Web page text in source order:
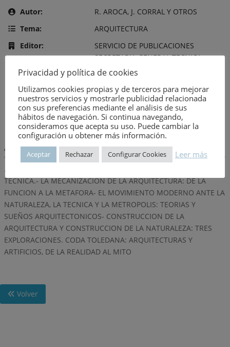
Autor:
R. AROCA, J. CORRAL Y OTROS
Tema:
ARQUITECTURA
Editor:
SERVICIO DE PUBLICACIONES
SECRETARIA GENERAL TECNICA
MINISTERIO DE OBRAS PUBLICAS Y
Año de publicación:
8 de agosto de 1984
Número:
1639
Descripción:
. LA MAQUINA DE LA CIUDAD: ENTRE LA NATURALEZA Y LA
TECNICA.- LA MECANIZACION DE LA ARQUITECTURA: DE LA
FUNCION A LA METAFORA- EL MOVIMIENTO MODERNO ANTE LA
NATURALEZA, LA TECNICA Y LA METROPOLIS: TEORIAS Y
SUEÑOS ARQUITECTONICOS- CONSTRUCCION DE LA
ARQUITECTURA Y CONSTRUCCION DE LA NATURALEZA: TRES
EXPLORACIONES. CODA TOLEDANA: ARQUITECTURAS Y
ARTIFICIOS, DE LA REALIDAD AL MITO
Volver
Privacidad y política de cookies
Utilizamos cookies propias y de terceros para mejorar
nuestros servicios y mostrarle publicidad relacionada
con sus preferencias mediante el análisis de sus
hábitos de navegación. Si continua navegando,
consideramos que acepta su uso. Puede cambiar la
configuración u obtener más información.
Aceptar Rechazar Configurar Cookies Leer más